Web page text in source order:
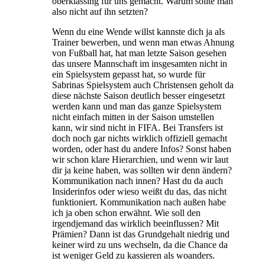
also nicht auf ihn setzten?
Wenn du eine Wende willst kannste dich ja als
Trainer bewerben, und wenn man etwas Ahnung
von Fußball hat, hat man letzte Saison gesehen
das unsere Mannschaft im insgesamten nicht in
ein Spielsystem gepasst hat, so wurde für
Sabrinas Spielsystem auch Christensen geholt da
diese nächste Saison deutlich besser eingesetzt
werden kann und man das ganze Spielsystem
nicht einfach mitten in der Saison umstellen
kann, wir sind nicht in FIFA. Bei Transfers ist
doch noch gar nichts wirklich offiziell gemacht
worden, oder hast du andere Infos? Sonst haben
wir schon klare Hierarchien, und wenn wir laut
dir ja keine haben, was sollten wir denn ändern?
Kommunikation nach innen? Hast du da auch
Insiderinfos oder wieso weißt du das, das nicht
funktioniert. Kommunikation nach außen habe
ich ja oben schon erwähnt. Wie soll den
irgendjemand das wirklich beeinflussen? Mit
Prämien? Dann ist das Grundgehalt niedrig und
keiner wird zu uns wechseln, da die Chance da
ist weniger Geld zu kassieren als woanders.